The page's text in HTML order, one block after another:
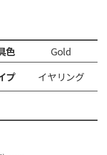
色
Gold
プ イヤリング
クレイ